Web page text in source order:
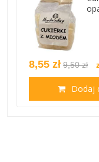
8,55 zł 9,50 zł
Dodaj